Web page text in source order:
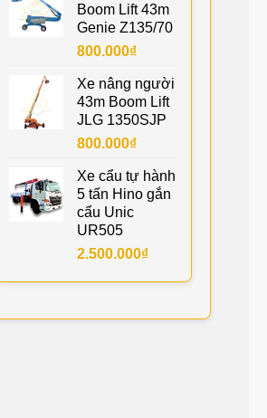
Boom Lift 43m
Genie Z135/70
800.000₫
Xe nâng người
43m Boom Lift
JLG 1350SJP
800.000₫
Xe cẩu tự hành
5 tấn Hino gắn
cẩu Unic
UR505
2.500.000₫